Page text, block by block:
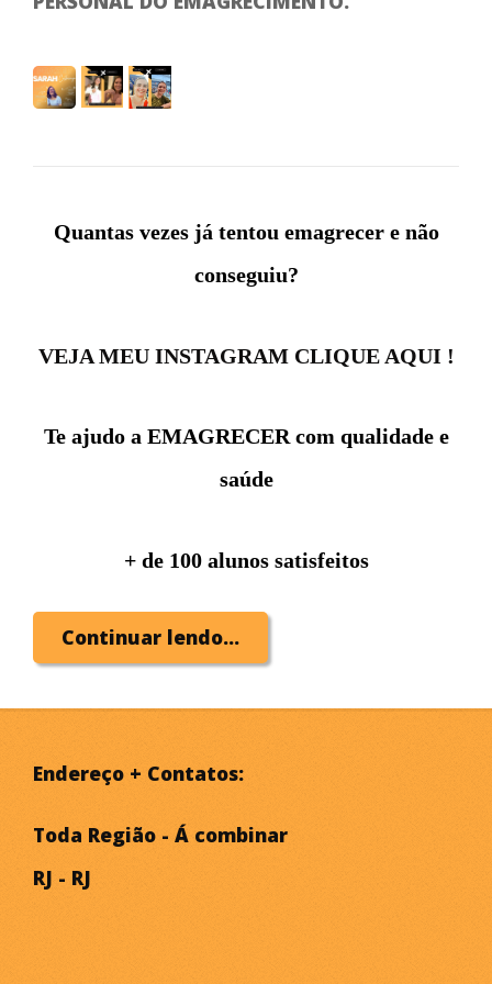
Quantas vezes já tentou emagrecer e não
conseguiu?
VEJA MEU INSTAGRAM CLIQUE AQUI !
Te ajudo a EMAGRECER com qualidade e
saúde
+ de 100 alunos satisfeitos
Continuar lendo...
Endereço + Contatos:
Toda Região - Á combinar
RJ - RJ